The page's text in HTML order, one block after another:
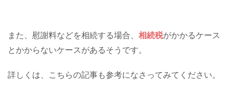
また、慰謝料などを相続する場合、 相続税がかかるケース
とかからないケースがあるそうです。
詳しくは、こちらの記事も参考になさってみてください。